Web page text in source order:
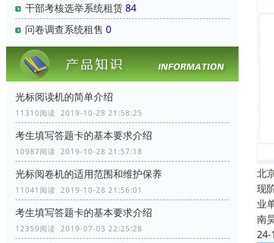
干部考核选举系统租赁84
问卷调查系统租售 0
光标阅读机的简单介绍
11310阅读 2019-10-28 21:58:25
考生填写答题卡的基本要求介绍
10987阅读 2019-10-28 21:57:18
光标阅卷机的适用范围和维护保养
11041阅读 2019-10-28 21:56:01
考生填写答题卡的基本要求介绍
12359阅读 2019-07-03 22:25:28
北
现
业
南
24-